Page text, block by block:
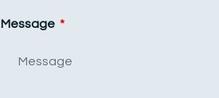
Message